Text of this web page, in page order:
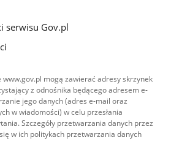
serwisu Gov.pl
mogą zawierać adresy skrzynek
z odnośnika będącego adresem e-
jego danych (adres e-mail oraz
w wiadomości) w celu przesłania
Szczegóły przetwarzania danych przez
w ich politykach przetwarzania danych